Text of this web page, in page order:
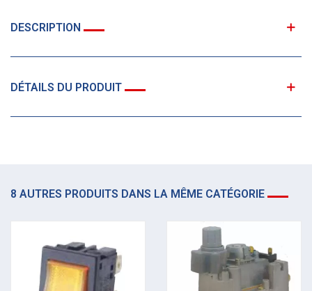
DESCRIPTION
DÉTAILS DU PRODUIT
8 AUTRES PRODUITS DANS LA MÊME CATÉGORIE